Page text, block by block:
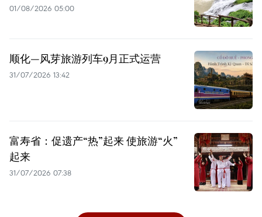
01/08/2026 05:00
顺化—风芽旅游列车9月正式运营
31/07/2026 13:42
富寿省：促遗产“热”起来 使旅游“火”
起来
31/07/2026 07:38